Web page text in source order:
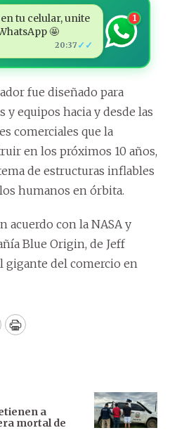
tu celular, unite
🤩
20:37 ✓✓
1
fue diseñado para
y equipos hacia y desde las
comerciales que la
en los próximos 10 años,
de estructuras inflables
humanos en órbita.
acuerdo con la NASA y
Blue Origin, de Jeff
gigante del comercio en
Print
a
mortal de